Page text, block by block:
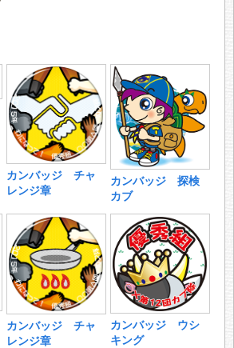
カンバッジ チャ
レンジ章
カンバッジ 探検
カブ
カンバッジ チャ
レンジ章
カンバッジ ウシ
キング